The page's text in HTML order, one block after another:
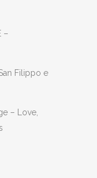
–
Filippo e
– Love,